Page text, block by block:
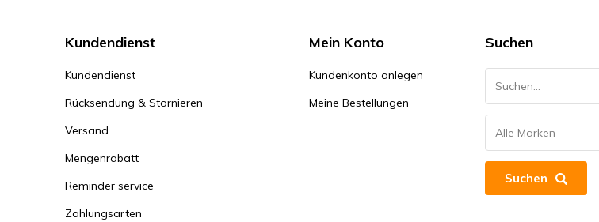
Kundendienst
Kundendienst
Rücksendung & Stornieren
Versand
Mengenrabatt
Reminder service
Zahlungsarten
Mein Konto
Kundenkonto anlegen
Meine Bestellungen
Suchen
Suchen